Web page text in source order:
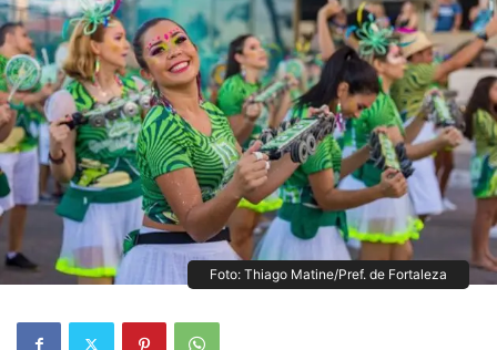
Foto: Thiago Matine/Pref. de Fortaleza